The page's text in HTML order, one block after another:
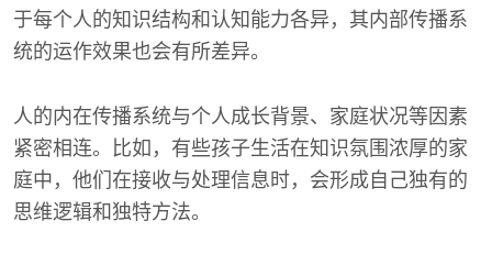
于每个人的知识结构和认知能力各异，其内部传播系
统的运作效果也会有所差异。
人的内在传播系统与个人成长背景、家庭状况等因素
紧密相连。比如，有些孩子生活在知识氛围浓厚的家
庭中，他们在接收与处理信息时，会形成自己独有的
思维逻辑和独特方法。